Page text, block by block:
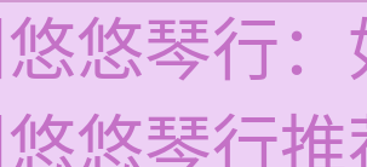
悠琴行
悠琴行推